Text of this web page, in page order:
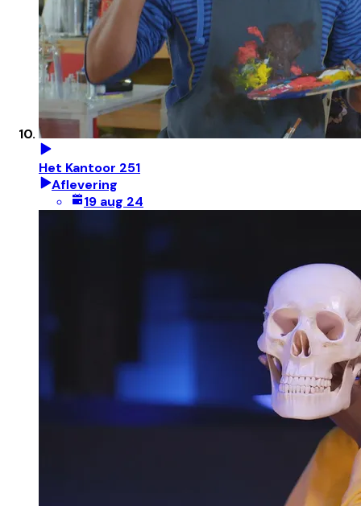
Het Kantoor 251
Aflevering
19 aug 24